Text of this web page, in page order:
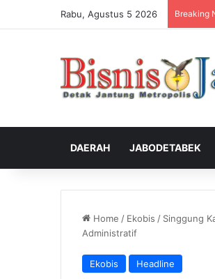
Rabu, Agustus 5 2026 Breaking
DAERAH JABODETABEK
Home / Ekobis / Singgung
Administratif
Ekobis Headline